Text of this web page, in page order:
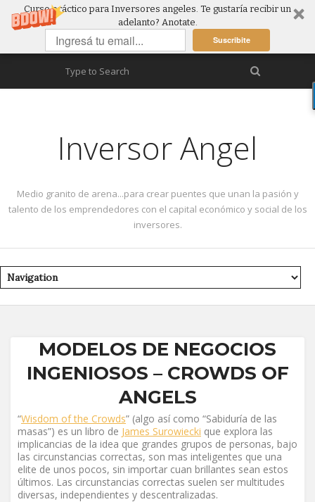
Curso práctico para Inversores angeles. Te gustaría recibir un
adelanto? Anotate.
Suscribite
Inversor Angel
Medio granito de arena...para crear puentes que unan la pasión y
talento de los emprendedores con el capital económico y social de los
inversores.
MODELOS DE NEGOCIOS
INGENIOSOS – CROWDS OF
ANGELS
“Wisdom of the Crowds” (algo así como “Sabiduría de las
masas”) es un libro de James Surowiecki que explora las
implicancias de la idea que grandes grupos de personas, bajo
las circunstancias correctas, son mas inteligentes que una
elite de unos pocos, sin importar cuan brillantes sean estos
últimos. Las circunstancias correctas suelen ser multitudes
diversas, independientes y descentralizadas.